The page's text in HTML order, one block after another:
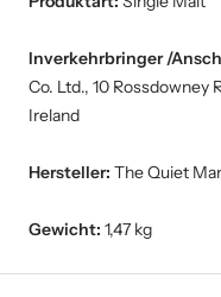
Inverkehrbringer /
Co. Ltd., 10 Rossdowney
Ireland
Hersteller: The Quiet
Gewicht: 1,47 kg